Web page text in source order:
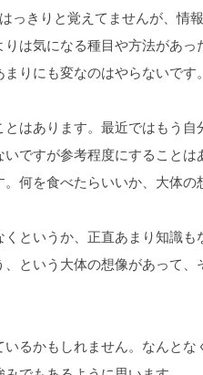
っきりと覚えてませんが、情
は気になる種目や方法があ
りにも変なのはやらないです
はあります。最近ではもう
いですが参考程度にすることは
何を食べたらいいか、大体の
くというか、正直あまり知識
という大体の想像があって
るかもしれません。なんと